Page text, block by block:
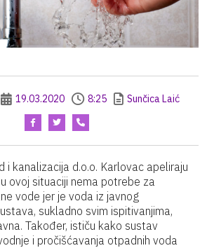
19.03.2020 8:25 Sunčica Laić
kanalizacija d.o.o. Karlovac apeliraju
ovoj situaciji nema potrebe za
vode jer je voda iz javnog
sukladno svim ispitivanjima,
Također, ističu kako sustav
i pročišćavanja otpadnih voda